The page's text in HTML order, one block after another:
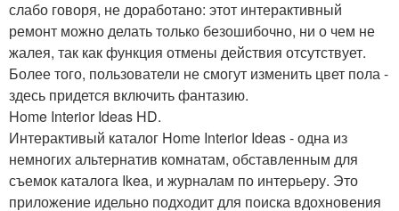
слабо говоря, не доработано: этот интерактивный
ремонт можно делать только безошибочно, ни о чем не
жалея, так как функция отмены действия отсутствует.
Более того, пользователи не смогут изменить цвет пола -
здесь придется включить фантазию.
Home Interior Ideas HD.
Интерактивый каталог Home Interior Ideas - одна из
немногих альтернатив комнатам, обставленным для
съемок каталога Ikea, и журналам по интерьеру. Это
приложение идельно подходит для поиска вдохновения